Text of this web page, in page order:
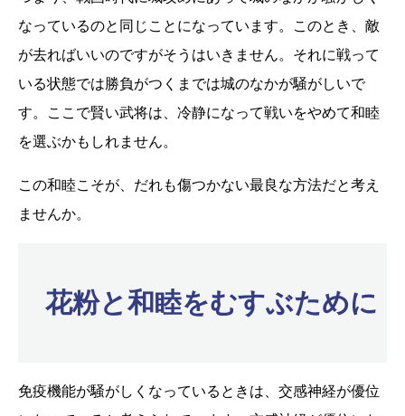
なっているのと同じことになっています。このとき、敵
が去ればいいのですがそうはいきません。それに戦って
いる状態では勝負がつくまでは城のなかが騒がしいで
す。ここで賢い武将は、冷静になって戦いをやめて和睦
を選ぶかもしれません。
この和睦こそが、だれも傷つかない最良な方法だと考え
ませんか。
花粉と和睦をむすぶために
免疫機能が騒がしくなっているときは、交感神経が優位